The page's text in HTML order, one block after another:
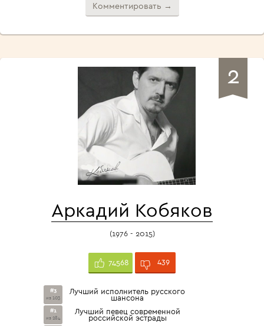
Комментировать →
2
Аркадий Кобяков
(1976 - 2015)
74568 439
#3
из 103
Лучший исполнитель русского
шансона
#1
из 284
Лучший певец современной
российской эстрады